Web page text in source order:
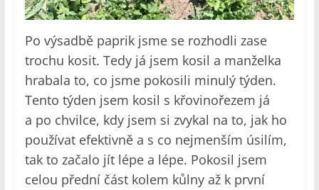
Po výsadbě paprik jsme se rozhodli zase
trochu kosit. Tedy já jsem kosil a manželka
hrabala to, co jsme pokosili minulý týden.
Tento týden jsem kosil s křovinořezem já
a po chvilce, kdy jsem si zvykal na to, jak ho
používat efektivně a s co nejmenším úsilím,
tak to začalo jít lépe a lépe. Pokosil jsem
celou přední část kolem kůlny až k první